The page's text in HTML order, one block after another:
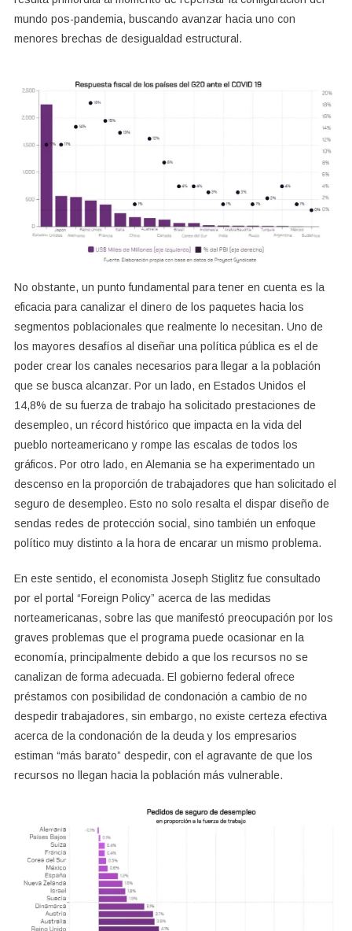
mundo pos-pandemia, buscando avanzar hacia uno con
menores brechas de desigualdad estructural.
No obstante, un punto fundamental para tener en cuenta es la
eficacia para canalizar el dinero de los paquetes hacia los
segmentos poblacionales que realmente lo necesitan. Uno de
los mayores desafíos al diseñar una política pública es el de
poder crear los canales necesarios para llegar a la población
que se busca alcanzar. Por un lado, en Estados Unidos el
14,8% de su fuerza de trabajo ha solicitado prestaciones de
desempleo, un récord histórico que impacta en la vida del
pueblo norteamericano y rompe las escalas de todos los
gráficos. Por otro lado, en Alemania se ha experimentado un
descenso en la proporción de trabajadores que han solicitado el
seguro de desempleo. Esto no solo resalta el dispar diseño de
sendas redes de protección social, sino también un enfoque
político muy distinto a la hora de encarar un mismo problema.
En este sentido, el economista Joseph Stiglitz fue consultado
por el portal “Foreign Policy” acerca de las medidas
norteamericanas, sobre las que manifestó preocupación por los
graves problemas que el programa puede ocasionar en la
economía, principalmente debido a que los recursos no se
canalizan de forma adecuada. El gobierno federal ofrece
préstamos con posibilidad de condonación a cambio de no
despedir trabajadores, sin embargo, no existe certeza efectiva
acerca de la condonación de la deuda y los empresarios
estiman “más barato” despedir, con el agravante de que los
recursos no llegan hacia la población más vulnerable.